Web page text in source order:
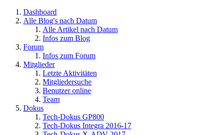
Dashboard
Alle Blog's nach Datum
Alle Artikel nach Datum
Infos zum Blog
Forum
Infos zum Forum
Mitglieder
Letzte Aktivitäten
Mitgliedersuche
Benutzer online
Team
Dokus
Tech-Dokus GP800
Tech-Dokus Integra 2016-17